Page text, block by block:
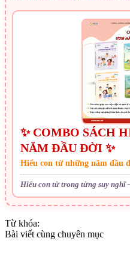
✨ COMBO SÁCH
NĂM ĐẦU ĐỜI ✨
Hiểu con từ những năm đầu
Hiểu con từ trong từng suy
Từ khóa:
Bài viết cùng chuyên mục